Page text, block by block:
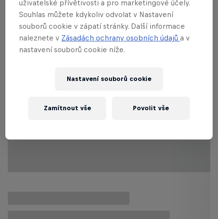
Read more stories
uživatelské přívětivosti a pro marketingové účely.
Souhlas můžete kdykoliv odvolat v Nastavení
souborů cookie v zápatí stránky. Další informace
naleznete v Zásadách ochrany osobních údajůa v
nastavení souborů cookie níže.
Nastavení souborů cookie
Zamítnout vše Povolit vše